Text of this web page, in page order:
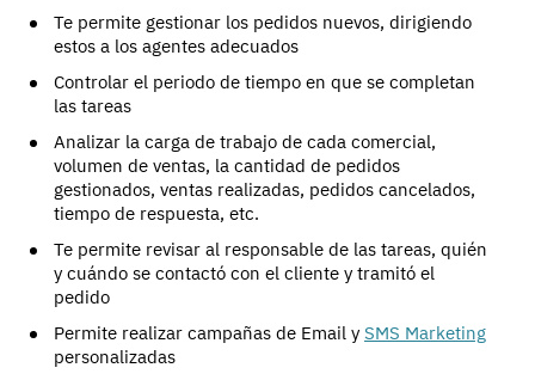
Te permite gestionar los pedidos nuevos, dirigiendo
estos a los agentes adecuados
Controlar el periodo de tiempo en que se completan
las tareas
Analizar la carga de trabajo de cada comercial,
volumen de ventas, la cantidad de pedidos
gestionados, ventas realizadas, pedidos cancelados,
tiempo de respuesta, etc.
Te permite revisar al responsable de las tareas, quién
y cuándo se contactó con el cliente y tramitó el
pedido
Permite realizar campañas de Email y SMS Marketing
personalizadas